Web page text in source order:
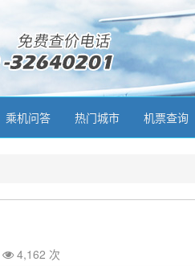
乘机问答 热门城市 机票查询
4,162 次